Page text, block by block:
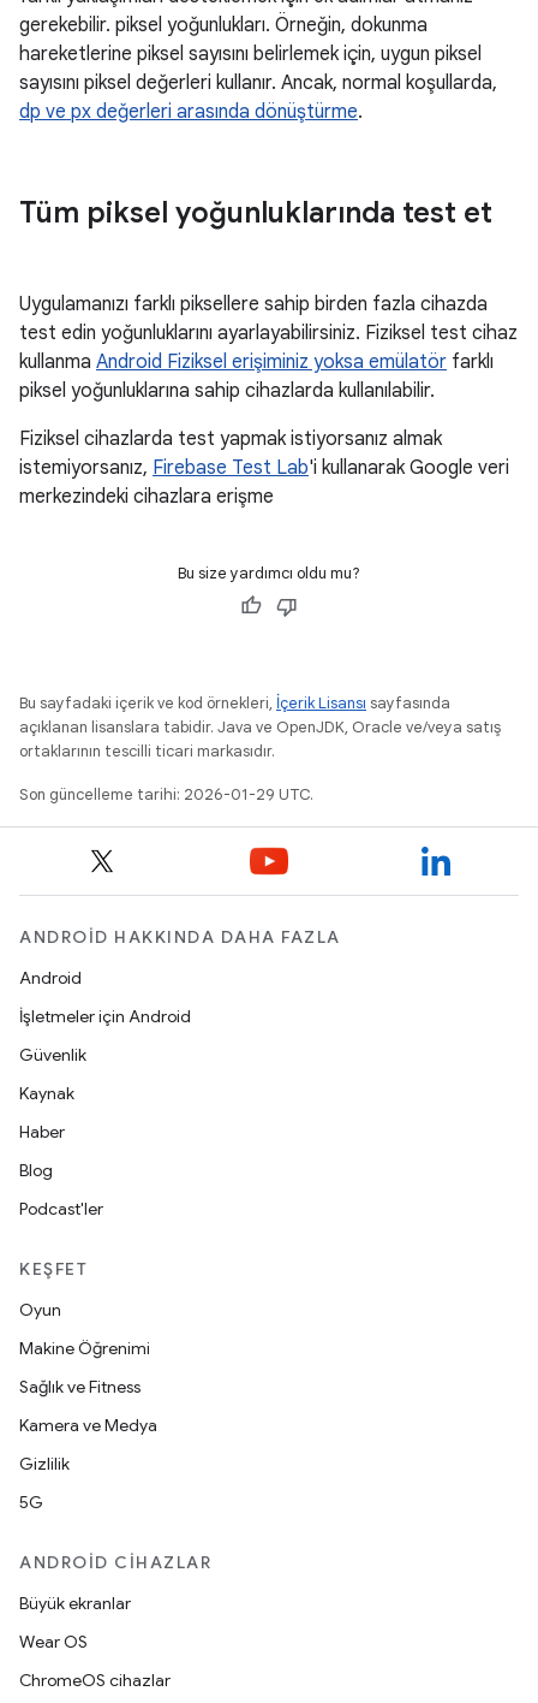
gerekebilir. piksel yoğunlukları. Örneğin, dokunma
hareketlerine piksel sayısını belirlemek için, uygun piksel
sayısını piksel değerleri kullanır. Ancak, normal koşullarda,
dp ve px değerleri arasında dönüştürme.
Tüm piksel yoğunluklarında test et
Uygulamanızı farklı piksellere sahip birden fazla cihazda
test edin yoğunluklarını ayarlayabilirsiniz. Fiziksel test cihaz
kullanma Android Fiziksel erişiminiz yoksa emülatör farklı
piksel yoğunluklarına sahip cihazlarda kullanılabilir.
Fiziksel cihazlarda test yapmak istiyorsanız almak
istemiyorsanız, Firebase Test Lab'i kullanarak Google veri
merkezindeki cihazlara erişme
Bu size yardımcı oldu mu?
Bu sayfadaki içerik ve kod örnekleri, İçerik Lisansı sayfasında
açıklanan lisanslara tabidir. Java ve OpenJDK, Oracle ve/veya satış
ortaklarının tescilli ticari markasıdır.
Son güncelleme tarihi: 2026-01-29 UTC.
ANDROID HAKKINDA DAHA FAZLA
Android
İşletmeler için Android
Güvenlik
Kaynak
Haber
Blog
Podcast'ler
KEŞFET
Oyun
Makine Öğrenimi
Sağlık ve Fitness
Kamera ve Medya
Gizlilik
5G
ANDROID CIHAZLAR
Büyük ekranlar
Wear OS
ChromeOS cihazlar